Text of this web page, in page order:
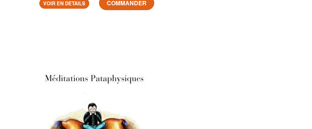
VOIR EN DETAILS COMMANDER